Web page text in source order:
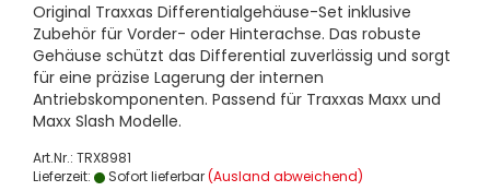
Original Traxxas Differentialgehäuse-Set inklusive
Zubehör für Vorder- oder Hinterachse. Das robuste
Gehäuse schützt das Differential zuverlässig und sorgt
für eine präzise Lagerung der internen
Antriebskomponenten. Passend für Traxxas Maxx und
Maxx Slash Modelle.
Art.Nr.: TRX8981
Lieferzeit:
Sofort lieferbar(Ausland abweichend)